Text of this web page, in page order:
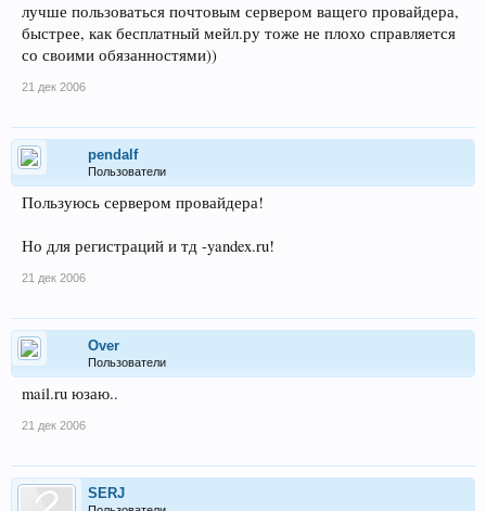
лучше пользоваться почтовым сервером ващего провайдера,
быстрее, как бесплатный мейл.ру тоже не плохо справляется
со своими обязанностями))
21 дек 2006
pendalf
Пользователи
Пользуюсь сервером провайдера!
Но для регистраций и тд -yandex.ru!
21 дек 2006
Over
Пользователи
mail.ru юзаю..
21 дек 2006
SERJ